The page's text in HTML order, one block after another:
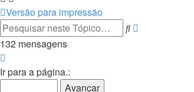
Versão para impressão
Pesquisar
132 mensagens
5
Ir para a página.: